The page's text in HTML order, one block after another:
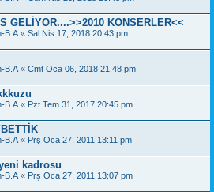
GELİYOR....>>2010 KONSERLER<<
B.A « Sal Nis 17, 2018 20:43 pm
B.A « Cmt Oca 06, 2018 21:48 pm
B.A « Pzt Tem 31, 2017 20:45 pm
B.A « Prş Oca 27, 2011 13:11 pm
kadrosu
B.A « Prş Oca 27, 2011 13:07 pm